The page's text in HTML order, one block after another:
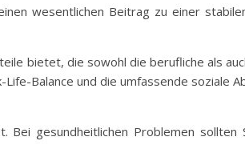
wesentlichen Beitrag zu einer
bietet, die sowohl die berufliche als
Balance und die umfassende soziale
Bei gesundheitlichen Problemen